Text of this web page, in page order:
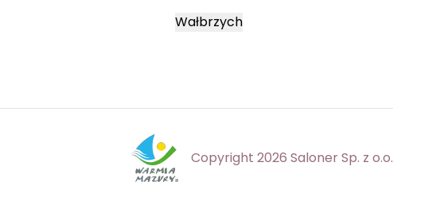
Wałbrzych
Copyright 2026 Saloner Sp. z o.o.